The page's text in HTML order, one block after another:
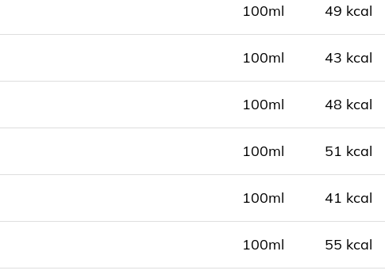
100ml 49 kcal
100ml 43 kcal
100ml 48 kcal
100ml 51 kcal
100ml 41 kcal
100ml 55 kcal